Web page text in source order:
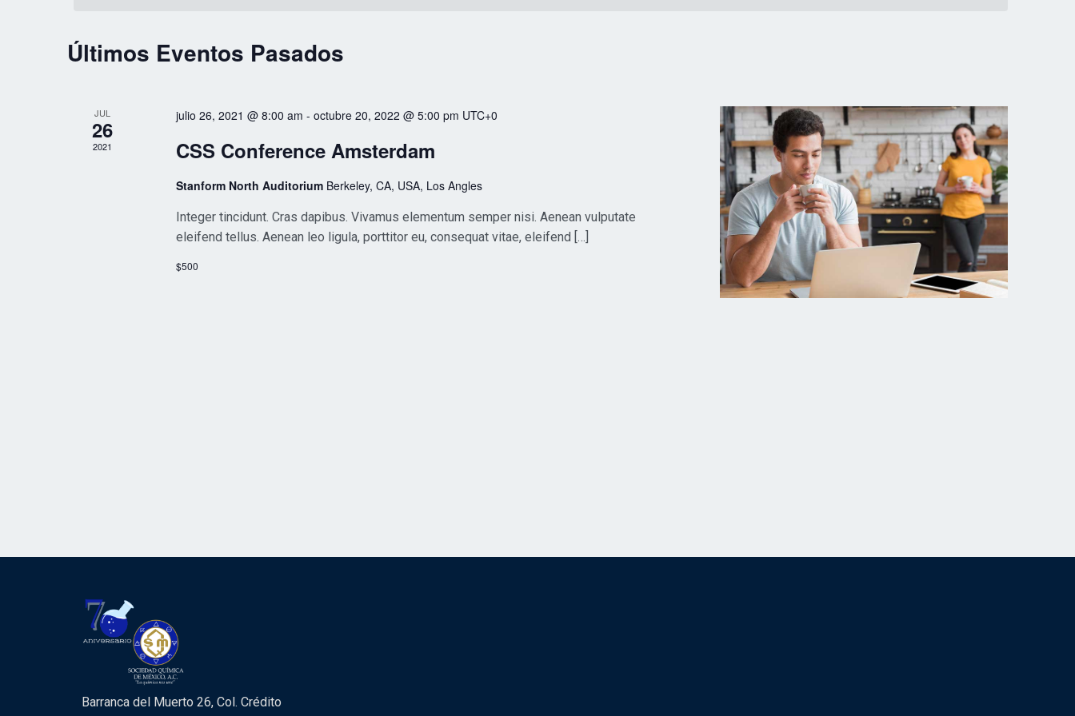
Calendario
Últimos Eventos Pasados
JUL
26
2021
julio 26, 2021 @ 8:00 am - octubre 20, 2022 @ 5:00 pm UTC+0
CSS Conference Amsterdam
Stanform North Auditorium Berkeley, CA, USA, Los Angles
Integer tincidunt. Cras dapibus. Vivamus elementum semper nisi. Aenean vulputate
eleifend tellus. Aenean leo ligula, porttitor eu, consequat vitae, eleifend […]
$500
Barranca del Muerto 26, Col. Crédito